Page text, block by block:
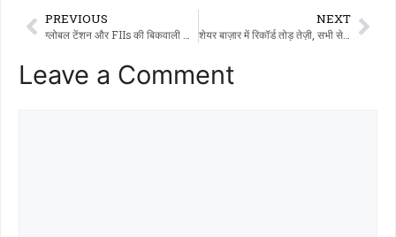
PREVIOUS
ग्लोबल टेंशन और FIIs की बिकवाली के बीच शेयर मार्केट में डर का माहौल है..!!!
NEXT
शेयर बाज़ार में रिकॉर्ड तोड़ तेज़ी, सभी सेक्टर में बड़ी बढ़त की उम्मीद…!!!
Leave a Comment